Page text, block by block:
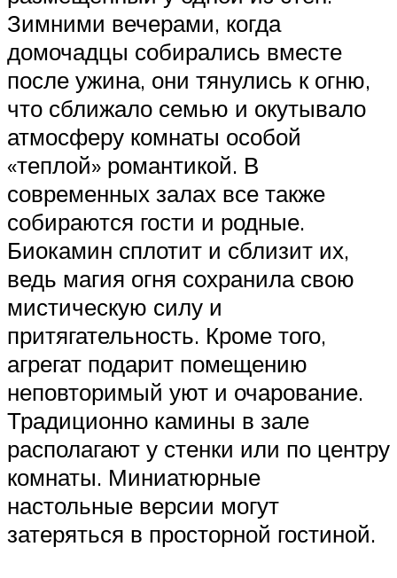
Зимними вечерами, когда
домочадцы собирались вместе
после ужина, они тянулись к огню,
что сближало семью и окутывало
атмосферу комнаты особой
«теплой» романтикой. В
современных залах все также
собираются гости и родные.
Биокамин сплотит и сблизит их,
ведь магия огня сохранила свою
мистическую силу и
притягательность. Кроме того,
агрегат подарит помещению
неповторимый уют и очарование.
Традиционно камины в зале
располагают у стенки или по центру
комнаты. Миниатюрные
настольные версии могут
затеряться в просторной гостиной.